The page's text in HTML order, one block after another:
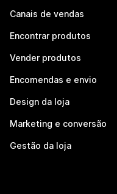
Canais de vendas
Encontrar produtos
Vender produtos
Encomendas e envio
Design da loja
Marketing e conversão
Gestão da loja